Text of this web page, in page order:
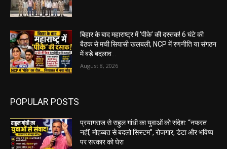
बिहार के बाद महाराष्ट्र में ‘पीके’ की दस्तक! 6 घंटे की
बैठक से मची सियासी खलबली, NCP में रणनीति या संगठन
में बड़े बदलाव...
August 8, 2026
POPULAR POSTS
प्रयागराज से राहुल गांधी का युवाओं को संदेश: “नफरत
नहीं, मोहब्बत से बदलो सिस्टम”, रोजगार, डेटा और भविष्य
पर सरकार को घेरा